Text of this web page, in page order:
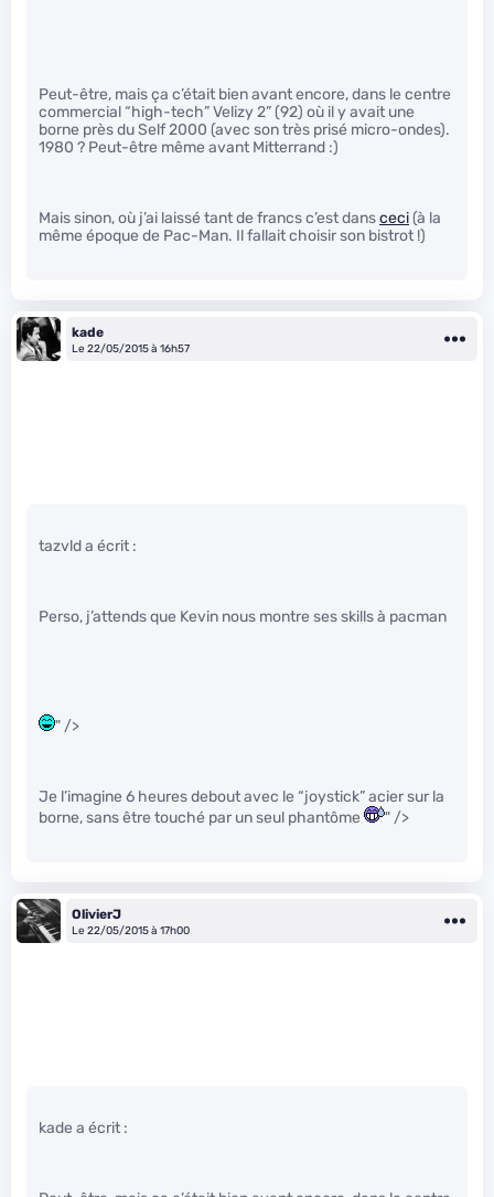
Peut-être, mais ça c’était bien avant encore, dans le centre
commercial “high-tech” Velizy 2” (92) où il y avait une
borne près du Self 2000 (avec son très prisé micro-ondes).
1980 ? Peut-être même avant Mitterrand :)
Mais sinon, où j’ai laissé tant de francs c’est dansceci(à la
même époque de Pac-Man. Il fallait choisir son bistrot !)
kade
Le 22/05/2015 à 16h57
tazvld a écrit :
Perso, j’attends que Kevin nous montre ses skills à pacman
" />
Je l’imagine 6 heures debout avec le “joystick” acier sur la
borne, sans être touché par un seul phantôme
" />
OlivierJ
Le 22/05/2015 à 17h00
kade a écrit :